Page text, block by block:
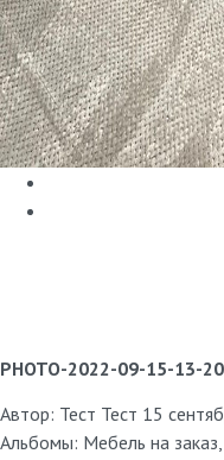
PHOTO-2022-09-15-13-
Автор: Тест Тест 15
Альбомы: Мебель на заказ,